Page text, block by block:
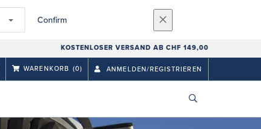
Confirm
KOSTENLOSER VERSAND AB CHF 149,00
WARENKORB (0) ANMELDEN/REGISTRIEREN